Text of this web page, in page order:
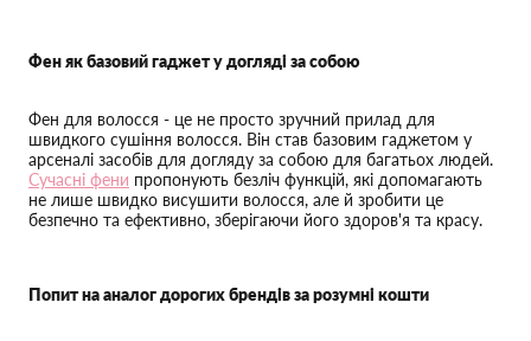
Фен як базовий гаджет у догляді за собою
Фен для волосся - це не просто зручний прилад для
швидкого сушіння волосся. Він став базовим гаджетом у
арсеналі засобів для догляду за собою для багатьох людей.
Сучасні фени пропонують безліч функцій, які допомагають
не лише швидко висушити волосся, але й зробити це
безпечно та ефективно, зберігаючи його здоров'я та красу.
Попит на аналог дорогих брендів за розумні кошти